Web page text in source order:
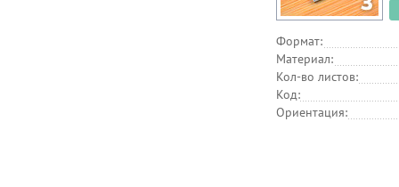
Формат:
Материал:
Кол-во листов:
Код:
Ориентация: